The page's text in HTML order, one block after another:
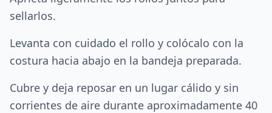
sellarlos.
Levanta con cuidado el rollo y colócalo con la
costura hacia abajo en la bandeja preparada.
Cubre y deja reposar en un lugar cálido y sin
corrientes de aire durante aproximadamente 40